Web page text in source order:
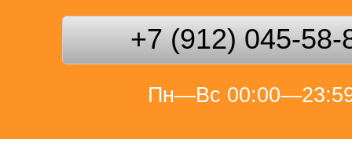
+7 (912) 045-58-
Пн—Вс